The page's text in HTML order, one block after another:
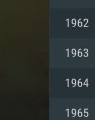
1962
1963
1964
1965